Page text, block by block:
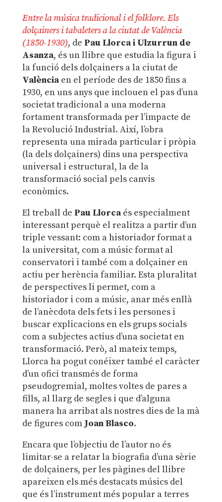
Entre la música tradicional i el folklore. Els
dolçainers i tabaleters a la ciutat de València
(1850-1930), de Pau Llorca i Ulzurrun de
Asanza, és un llibre que estudia la figura i
la funció dels dolçainers a la ciutat de
Valènciaen el període des de 1850 fins a
1930, en uns anys que inclouen el pas d’una
societat tradicional a una moderna
fortament transformada per l’impacte de
la Revolució Industrial. Així, l’obra
representa una mirada particular i pròpia
(la dels dolçainers) dins una perspectiva
universal i estructural, la de la
transformació social pels canvis
econòmics.
El treball de Pau Llorcaés especialment
interessant perquè el realitza a partir d’un
triple vessant: com a historiador format a
la universitat, com a músic format al
conservatori i també com a dolçainer en
actiu per herència familiar. Esta pluralitat
de perspectives li permet, com a
historiador i com a músic, anar més enllà
de l’anècdota dels fets i les persones i
buscar explicacions en els grups socials
com a subjectes actius d’una societat en
transformació. Però, al mateix temps,
Llorca ha pogut conéixer també el caràcter
d’un ofici transmés de forma
pseudogremial, moltes voltes de pares a
fills, al llarg de segles i que d’alguna
manera ha arribat als nostres dies de la mà
de figures com Joan Blasco.
Encara que l’objectiu de l’autor no és
limitar-se a relatar la biografia d’una sèrie
de dolçainers, per les pàgines del llibre
apareixen els més destacats músics del
que és l’instrument més popular a terres